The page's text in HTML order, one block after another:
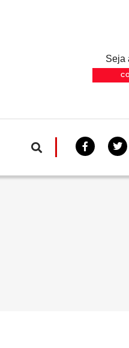
Seja